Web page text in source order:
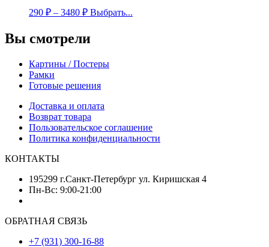
290 ₽ – 3480 ₽ Выбрать...
Вы смотрели
Картины / Постеры
Рамки
Готовые решения
Доставка и оплата
Возврат товара
Пользовательское соглашение
Политика конфиденциальности
КОНТАКТЫ
195299 г.Санкт-Петербург ул. Киришская 4
Пн-Вс: 9:00-21:00
ОБРАТНАЯ СВЯЗЬ
+7 (931) 300-16-88